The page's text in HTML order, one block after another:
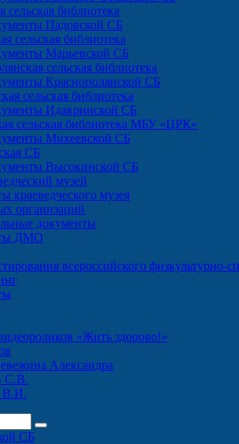
сельская библиотека
Падовской СБ
сельская библиотека
Марьевской СБ
сельская библиотека
Краснополянской СБ
сельская библиотека
Идакринской СБ
сельская библиотека МБУ «ЦРК»
Михеевской СБ
СБ
Высокинской СБ
музей
краеведческого музея
организаций
документы
ДМО
всероссийского физкультурно-
«Жить здорово!»
Александра
С.В.
В.И.
СБ